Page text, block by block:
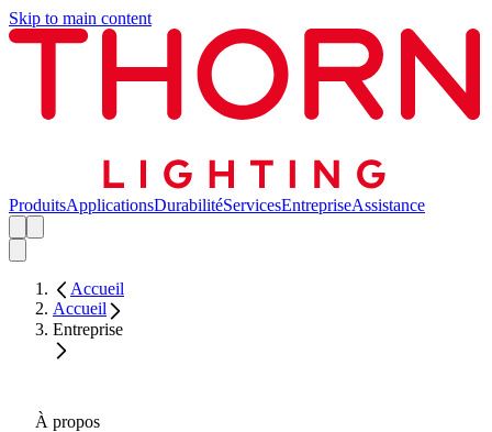
Skip to main content
ProduitsApplicationsDurabilitéServicesEntrepriseAssistance
Accueil
Accueil
Entreprise
À propos